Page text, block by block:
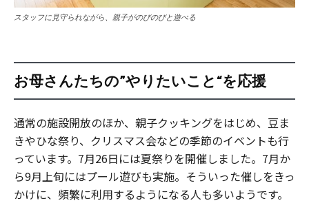
スタッフに見守られながら、親子がのびのびと遊べる
お母さんたちの”やりたいこと“を応援
通常の施設開放のほか、親子クッキングをはじめ、豆ま
きやひな祭り、クリスマス会などの季節のイベントも行
っています。7月26日には夏祭りを開催しました。7月か
ら9月上旬にはプール遊びも実施。そういった催しをきっ
かけに、頻繁に利用するようになる人も多いようです。